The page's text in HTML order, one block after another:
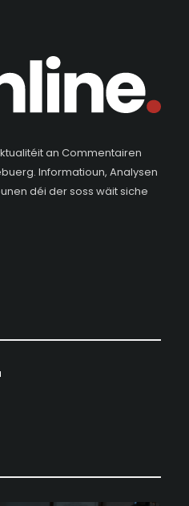
an Commentairen
Informatioun, Analysen
déi der soss wäit siche